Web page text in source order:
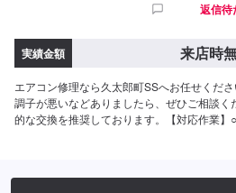
返信待
実績金額 来店時
エアコン修理なら久太郎町SSへお任せくだ
調子が悪いなどありましたら、ぜひご相談
的な交換を推奨しております。【対応作業】